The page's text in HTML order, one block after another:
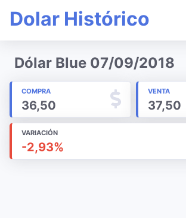
Dolar Histórico
Dólar Blue 07/09/2018
COMPRA
36,50
VENTA
37,50
VARIACIÓN
-2,93%